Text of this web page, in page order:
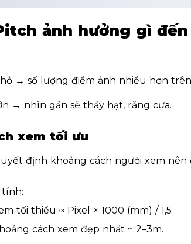
ảnh hưởng gì
→ số lượng điểm ảnh nhiều hơn
→ nhìn gần sẽ thấy hạt, răng cưa.
xem tối ưu
định khoảng cách người xem
tối thiểu ≈ Pixel × 1000 (mm) / 1,5
cách xem đẹp nhất ~ 2–3m.